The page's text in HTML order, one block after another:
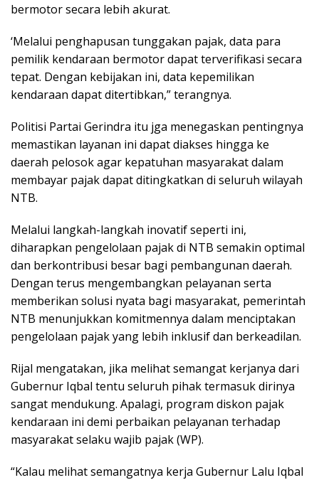
bermotor secara lebih akurat.
‘Melalui penghapusan tunggakan pajak, data para
pemilik kendaraan bermotor dapat terverifikasi secara
tepat. Dengan kebijakan ini, data kepemilikan
kendaraan dapat ditertibkan,” terangnya.
Politisi Partai Gerindra itu jga menegaskan pentingnya
memastikan layanan ini dapat diakses hingga ke
daerah pelosok agar kepatuhan masyarakat dalam
membayar pajak dapat ditingkatkan di seluruh wilayah
NTB.
Melalui langkah-langkah inovatif seperti ini,
diharapkan pengelolaan pajak di NTB semakin optimal
dan berkontribusi besar bagi pembangunan daerah.
Dengan terus mengembangkan pelayanan serta
memberikan solusi nyata bagi masyarakat, pemerintah
NTB menunjukkan komitmennya dalam menciptakan
pengelolaan pajak yang lebih inklusif dan berkeadilan.
Rijal mengatakan, jika melihat semangat kerjanya dari
Gubernur Iqbal tentu seluruh pihak termasuk dirinya
sangat mendukung. Apalagi, program diskon pajak
kendaraan ini demi perbaikan pelayanan terhadap
masyarakat selaku wajib pajak (WP).
“Kalau melihat semangatnya kerja Gubernur Lalu Iqbal